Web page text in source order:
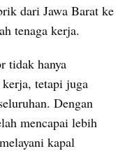
dari Jawa Barat ke
tenaga kerja.
tidak hanya
tetapi juga
Dengan
mencapai lebih
kapal